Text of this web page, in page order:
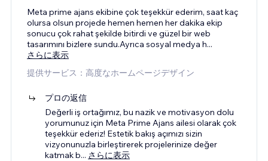
Meta prime ajans ekibine çok teşekkür ederim, saat kaç
olursa olsun projede hemen hemen her dakika ekip
sonucu çok rahat şekilde bitirdi ve güzel bir web
tasarımını bizlere sundu.Ayrıca sosyal medya h...
さらに表示
提供サービス：高度なホームページデザイン
プロの返信
Değerli iş ortağımız, bu nazik ve motivasyon dolu
yorumunuz için Meta Prime Ajans ailesi olarak çok
teşekkür ederiz! Estetik bakış açımızı sizin
vizyonunuzla birleştirerek projelerinize değer
katmak b... さらに表示